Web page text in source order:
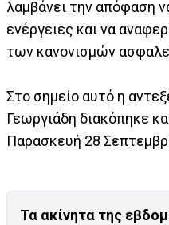
λαμβάνει την απόφαση
ενέργειες και να
των κανονισμών
Στο σημείο αυτό η
Γεωργιάδη διακόπηκε
Παρασκευή 28
Τα ακίνητα της